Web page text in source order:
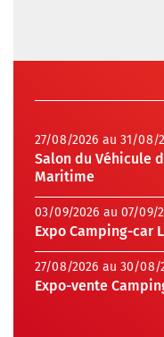
27/08/2026 au 31/08/
Salon du Véhicule
Maritime
03/09/2026 au 07/09/
Expo Camping-car
27/08/2026 au 30/08/
Expo-vente